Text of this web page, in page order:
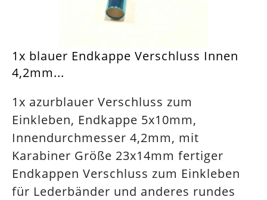
1x blauer Endkappe Verschluss Innen
4,2mm...
1x azurblauer Verschluss zum
Einkleben, Endkappe 5x10mm,
Innendurchmesser 4,2mm, mit
Karabiner Größe 23x14mm fertiger
Endkappen Verschluss zum Einkleben
für Lederbänder und anderes rundes